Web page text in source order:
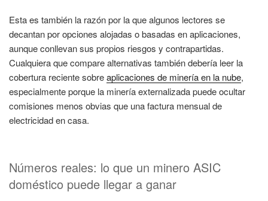
Esta es también la razón por la que algunos lectores se
decantan por opciones alojadas o basadas en aplicaciones,
aunque conllevan sus propios riesgos y contrapartidas.
Cualquiera que compare alternativas también debería leer la
cobertura reciente sobreaplicaciones de minería en la nube,
especialmente porque la minería externalizada puede ocultar
comisiones menos obvias que una factura mensual de
electricidad en casa.
Números reales: lo que un minero ASIC
doméstico puede llegar a ganar